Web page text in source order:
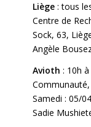
Liège: tous
Centre de
Sock, 63,
Angèle
Avioth : 10h
Samedi : 05/
Sadie